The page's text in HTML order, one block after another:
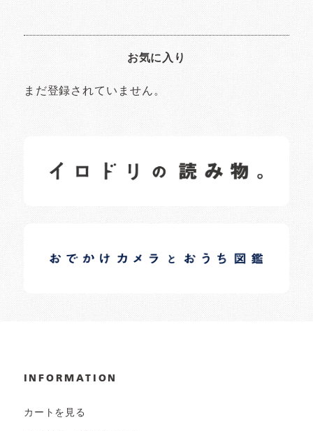
お気に入り
まだ登録されていません。
日常の様子など随時更新中です。
日常の様子など随時更新中です。
INFORMATION
カートを見る